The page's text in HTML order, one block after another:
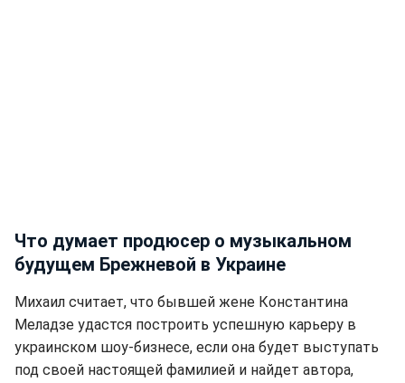
Что думает продюсер о музыкальном
будущем Брежневой в Украине
Михаил считает, что бывшей жене Константина
Меладзе удастся построить успешную карьеру в
украинском шоу-бизнесе, если она будет выступать
под своей настоящей фамилией и найдет автора,